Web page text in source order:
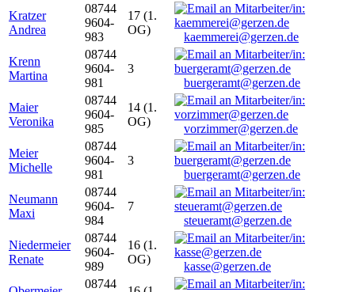
Kratzer
Andrea
08744
9604-
983
17 (1.
OG)
kaemmerei@gerzen.de
Krenn
Martina
08744
9604-
981
3
buergeramt@gerzen.de
Maier
Veronika
08744
9604-
985
14 (1.
OG)
vorzimmer@gerzen.de
Meier
Michelle
08744
9604-
981
3
buergeramt@gerzen.de
Neumann
Maxi
08744
9604-
984
7
steueramt@gerzen.de
Niedermeier
Renate
08744
9604-
989
16 (1.
OG)
kasse@gerzen.de
08744